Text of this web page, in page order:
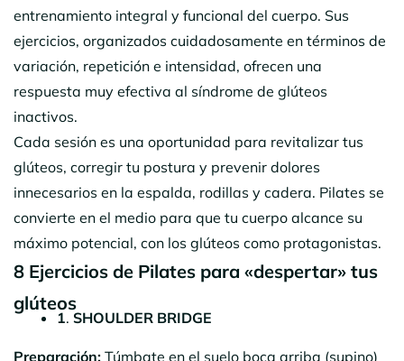
entrenamiento integral y funcional del cuerpo. Sus
ejercicios, organizados cuidadosamente en términos de
variación, repetición e intensidad, ofrecen una
respuesta muy efectiva al síndrome de glúteos
inactivos.
Cada sesión es una oportunidad para revitalizar tus
glúteos, corregir tu postura y prevenir dolores
innecesarios en la espalda, rodillas y cadera. Pilates se
convierte en el medio para que tu cuerpo alcance su
máximo potencial, con los glúteos como protagonistas.
8 Ejercicios de Pilates para «despertar» tus
glúteos
1. SHOULDER BRIDGE
Preparación: Túmbate en el suelo boca arriba (supino)